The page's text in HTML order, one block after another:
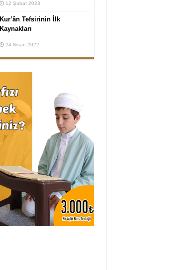
12 Şubat 2023
Kur’ân Tefsirinin İlk
Kaynakları
24 Nisan 2022